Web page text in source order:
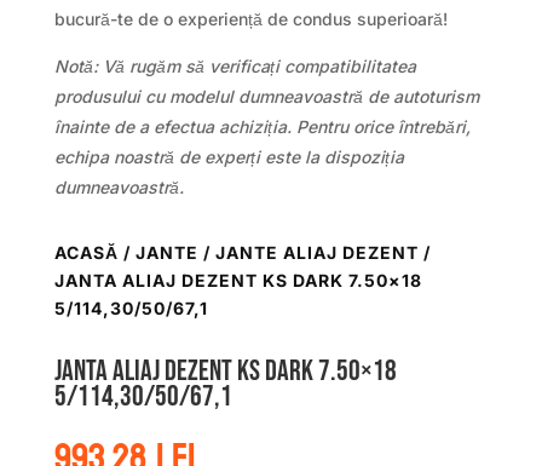
bucură-te de o experiență de condus superioară!
Notă: Vă rugăm să verificați compatibilitatea
produsului cu modelul dumneavoastră de autoturism
înainte de a efectua achiziția. Pentru orice întrebări,
echipa noastră de experți este la dispoziția
dumneavoastră.
ACASĂ / JANTE / JANTE ALIAJ DEZENT /
JANTA ALIAJ DEZENT KS DARK 7.50×18
5/114,30/50/67,1
Janta aliaj DEZENT KS dark 7.50×18
5/114,30/50/67,1